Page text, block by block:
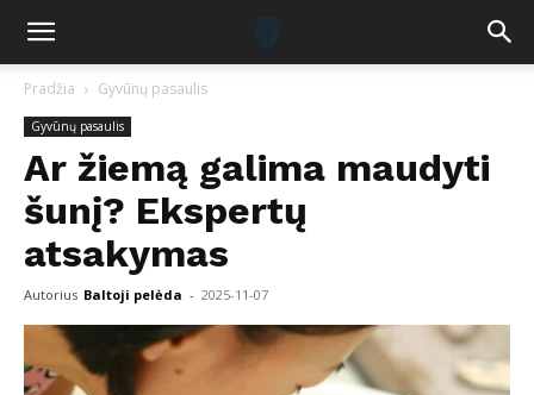
Pradžia Gyvūnų pasaulis
Gyvūnų pasaulis
Ar žiemą galima maudyti
šunį? Ekspertų
atsakymas
Autorius Baltoji pelėda - 2025-11-07